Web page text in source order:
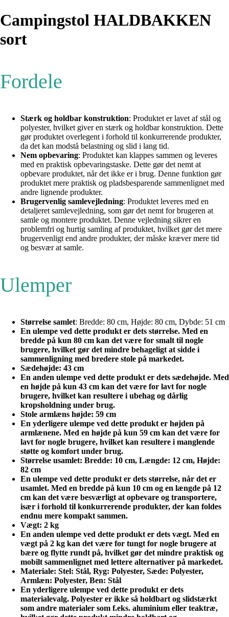
Campingstol HALDBAKKEN
sort
Fordele
Stærk og holdbar konstruktion: Produktet er lavet af stål og
polyester, hvilket giver en stærk og holdbar konstruktion. Dette
gør produktet overlegent i forhold til konkurrerende produkter,
da det kan modstå belastning og slid i lang tid.
Nem opbevaring: Produktet kan klappes sammen og leveres
med en praktisk opbevaringstaske. Dette gør det nemt at
opbevare produktet, når det ikke er i brug. Denne funktion gør
produktet mere praktisk og pladsbesparende sammenlignet med
andre lignende produkter.
Brugervenlig samlevejledning: Produktet leveres med en
detaljeret samlevejledning, som gør det nemt for brugeren at
samle og montere produktet. Denne vejledning sikrer en
problemfri og hurtig samling af produktet, hvilket gør det mere
brugervenligt end andre produkter, der måske kræver mere tid
og besvær at samle.
Ulemper
Størrelse samlet: Bredde: 80 cm, Højde: 80 cm, Dybde: 51 cm
En ulempe ved dette produkt er dets størrelse. Med en
bredde på kun 80 cm kan det være for smalt til nogle
brugere, hvilket gør det mindre behageligt at sidde i
sammenligning med bredere stole på markedet.
Sædehøjde: 43 cm
En anden ulempe ved dette produkt er dets sædehøjde. Med
en højde på kun 43 cm kan det være for lavt for nogle
brugere, hvilket kan resultere i ubehag og dårlig
kropsholdning under brug.
Stole armlæns højde: 59 cm
En yderligere ulempe ved dette produkt er højden på
armlænene. Med en højde på kun 59 cm kan det være for
lavt for nogle brugere, hvilket kan resultere i manglende
støtte og komfort under brug.
Størrelse usamlet: Bredde: 10 cm, Længde: 12 cm, Højde:
82 cm
En ulempe ved dette produkt er dets størrelse, når det er
usamlet. Med en bredde på kun 10 cm og en længde på 12
cm kan det være besværligt at opbevare og transportere,
især i forhold til konkurrerende produkter, der kan foldes
endnu mere kompakt sammen.
Vægt: 2 kg
En anden ulempe ved dette produkt er dets vægt. Med en
vægt på 2 kg kan det være for tungt for nogle brugere at
bære og flytte rundt på, hvilket gør det mindre praktisk og
mobilt sammenlignet med lettere alternativer på markedet.
Materiale: Stel: Stål, Ryg: Polyester, Sæde: Polyester,
Armlæn: Polyester, Ben: Stål
En yderligere ulempe ved dette produkt er dets
materialevalg. Polyester er ikke så holdbart og slidstærkt
som andre materialer som f.eks. aluminium eller teaktræ,